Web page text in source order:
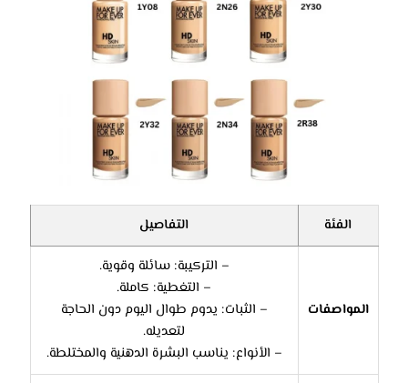
الفئة التفاصيل
المواصفات
– التركيبة: سائلة وقوية.
– التغطية: كاملة.
– الثبات: يدوم طوال اليوم دون الحاجة
لتعديله.
– الأنواع: يناسب البشرة الدهنية والمختلطة.